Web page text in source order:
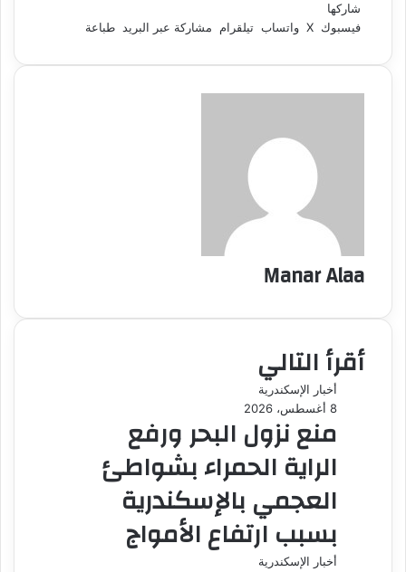
شاركها
فيسبوك ‫X واتساب تيلقرام مشاركة عبر البريد طباعة
Manar Alaa
أقرأ التالي
أخبار الإسكندرية
8 أغسطس، 2026
منع نزول البحر ورفع
الراية الحمراء بشواطئ
العجمي بالإسكندرية
بسبب ارتفاع الأمواج
أخبار الإسكندرية